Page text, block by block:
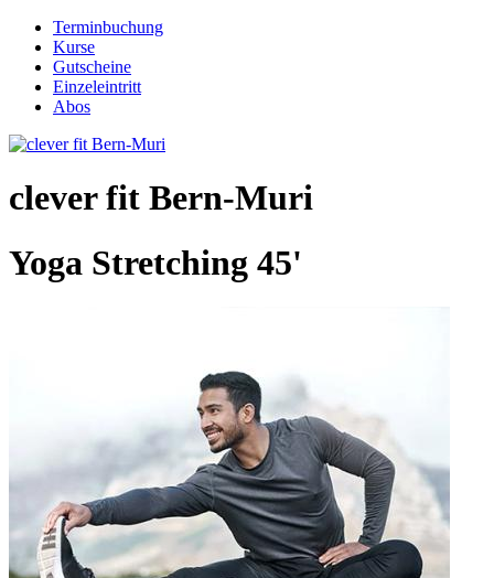
Terminbuchung
Kurse
Gutscheine
Einzeleintritt
Abos
clever fit Bern-Muri
Yoga Stretching 45'